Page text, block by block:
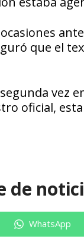
que el
vez
oficial,
Compartir
WhatsApp